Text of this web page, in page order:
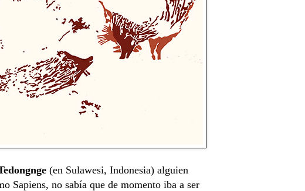
(en Sulawesi, Indonesia) alguien
Sapiens, no sabía que de momento iba a ser